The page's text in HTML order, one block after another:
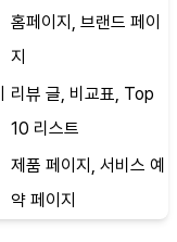
홈페이지, 브랜드 페이
지
리뷰 글, 비교표, Top
10 리스트
제품 페이지, 서비스 예
약 페이지